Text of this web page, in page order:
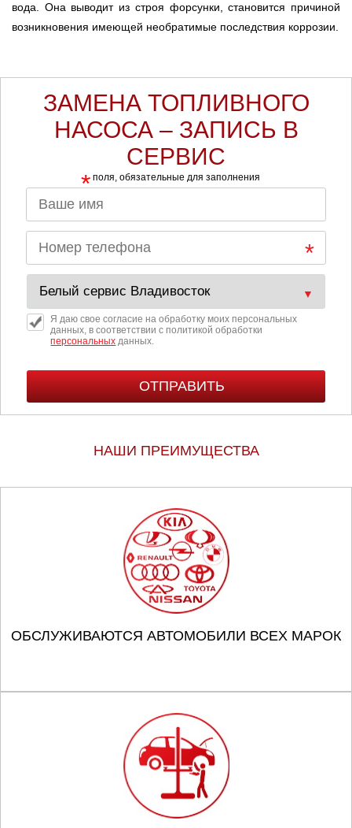
вода. Она выводит из строя форсунки, становится причиной
возникновения имеющей необратимые последствия коррозии.
ЗАМЕНА ТОПЛИВНОГО
НАСОСА – ЗАПИСЬ В
СЕРВИС
* поля, обязательные для заполнения
Я даю свое согласие на обработку моих персональных
данных, в соответствии с политикой обработки
персональных данных.
НАШИ ПРЕИМУЩЕСТВА
ОБСЛУЖИВАЮТСЯ АВТОМОБИЛИ ВСЕХ МАРОК